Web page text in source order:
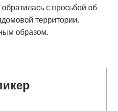
с просьбой об
территории.
образом.